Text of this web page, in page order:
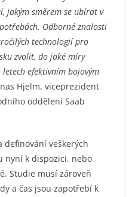
jakým směrem se ubírat v
Odborné znalosti
technologií pro
zvolit, do jaké míry
efektivním bojovým
Hjelm, viceprezident
oddělení Saab
definování veškerých
nyní k dispozici, nebo
Studie musí zároveň
a čas jsou zapotřebí k